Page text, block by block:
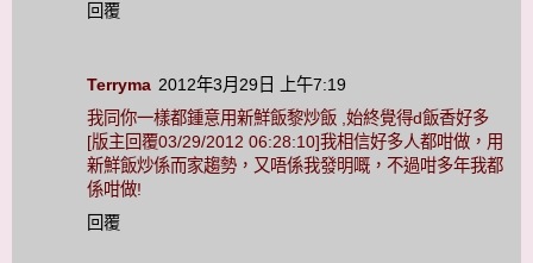
回覆
Terryma 2012年3月29日 上午7:19
我同你一樣都鍾意用新鮮飯黎炒飯 ,始終覺得d飯香好多
[版主回覆03/29/2012 06:28:10]我相信好多人都咁做，用
新鮮飯炒係而家趨勢，又唔係我發明嘅，不過咁多年我都
係咁做!
回覆